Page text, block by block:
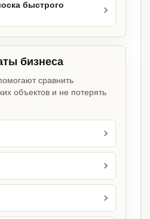
быстрого
бизнеса
сравнить
объектов и не потерять